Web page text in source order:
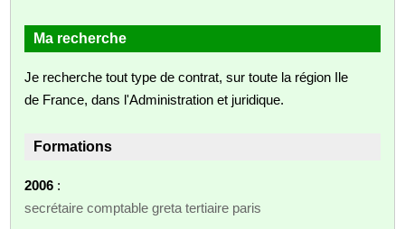
Ma recherche
Je recherche tout type de contrat, sur toute la région Ile
de France, dans l'Administration et juridique.
Formations
2006 :
secrétaire comptable greta tertiaire paris